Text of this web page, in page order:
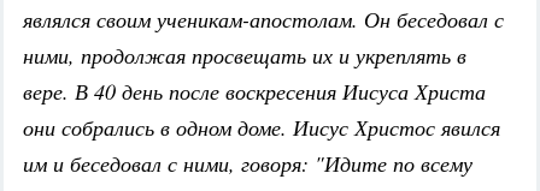
являлся своим ученикам-апостолам. Он беседовал с
ними, продолжая просвещать их и укреплять в
вере. В 40 день после воскресения Иисуса Христа
они собрались в одном доме. Иисус Христос явился
им и беседовал с ними, говоря: "Идите по всему